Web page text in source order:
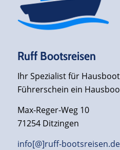
Ruff Bootsreisen
Ihr Spezialist für
Führerschein ein
Max-Reger-Weg 10
71254 Ditzingen
info[@]ruff-bootsreisen.de